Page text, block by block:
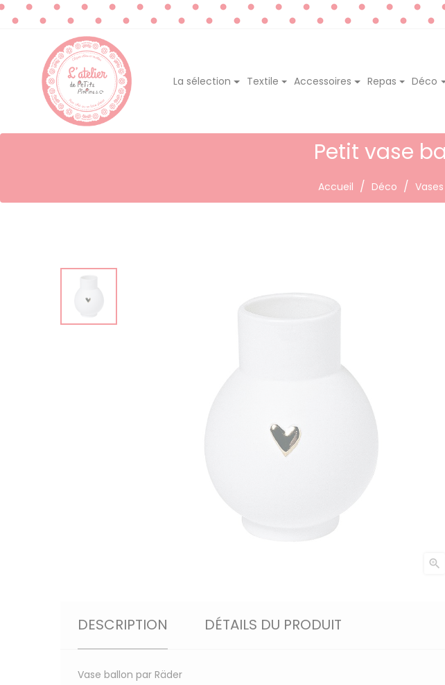
La sélection Textile Accessoires Repas Déco
Petit vase
Accueil Déco Vases

DESCRIPTION DÉTAILS DU PRODUIT
Vase ballon par Räder